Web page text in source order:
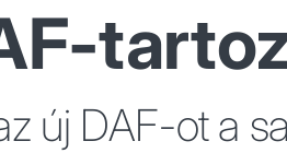
új DAF-ot a